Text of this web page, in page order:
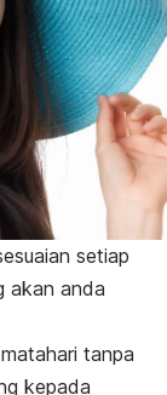
setiap
akan anda
tanpa
kepada